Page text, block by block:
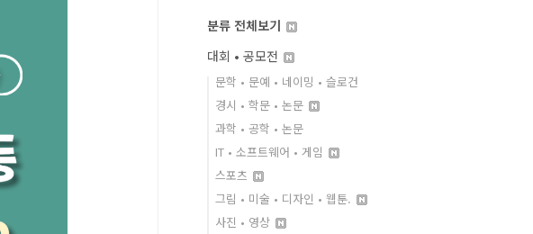
분류 전체보기
대회 • 공모전
문학 • 문예 • 네이밍 • 슬로건
경시 • 학문 • 논문
과학 • 공학 • 논문
IT • 소프트웨어 • 게임
스포츠
그림 • 미술 • 디자인 • 웹툰.
사진 • 영상